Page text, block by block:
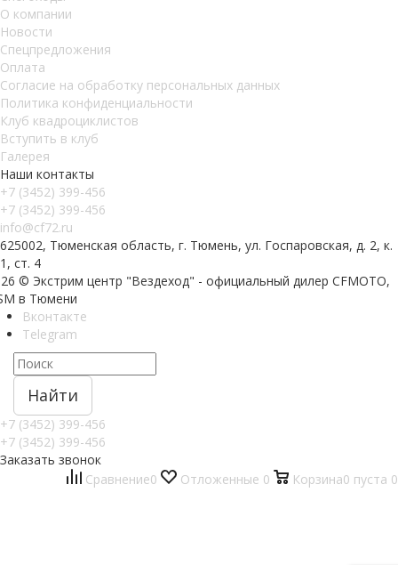
О компании
Новости
Спецпредложения
Оплата
Согласие на обработку персональных данных
Политика конфиденциальности
Клуб квадроциклистов
Вступить в клуб
Галерея
Наши контакты
+7 (3452) 399-456
+7 (3452) 399-456
info@cf72.ru
625002, Тюменская область, г. Тюмень, ул. Госпаровская, д. 2, к.
1, ст. 4
© Экстрим центр "Вездеход" - официальный дилер CFMOTO,
в Тюмени
Вконтакте
Telegram
Найти
+7 (3452) 399-456
+7 (3452) 399-456
Заказать звонок
Сравнение0 Отложенные 0 Корзина0 пуста 0